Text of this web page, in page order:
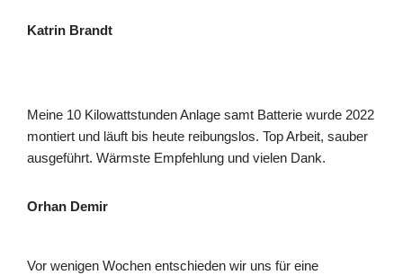
Katrin Brandt
Meine 10 Kilowattstunden Anlage samt Batterie wurde 2022
montiert und läuft bis heute reibungslos. Top Arbeit, sauber
ausgeführt. Wärmste Empfehlung und vielen Dank.
Orhan Demir
Vor wenigen Wochen entschieden wir uns für eine